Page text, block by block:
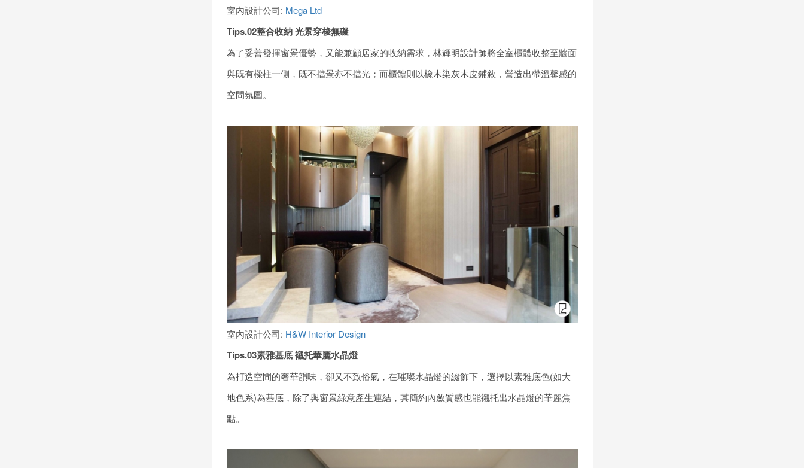
室內設計公司: Mega Ltd
Tips.02整合收納光景穿梭無礙
為了妥善發揮窗景優勢，又能兼顧居家的收納需求，林輝明設計師將全室櫃體收整至牆面
與既有樑柱一側，既不擋景亦不擋光；而櫃體則以橡木染灰木皮鋪敘，營造出帶溫馨感的
空間氛圍。
室內設計公司: H&W Interior Design
Tips.03素雅基底襯托華麗水晶燈
為打造空間的奢華韻味，卻又不致俗氣，在璀璨水晶燈的綴飾下，選擇以素雅底色(如大
地色系)為基底，除了與窗景綠意產生連結，其簡約內斂質感也能襯托出水晶燈的華麗焦
點。